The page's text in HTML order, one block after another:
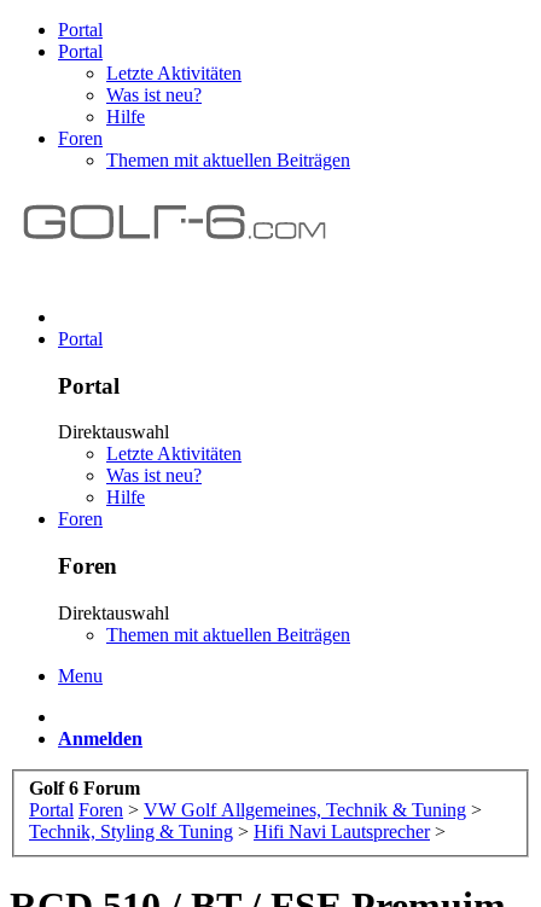
Portal
Portal
Letzte Aktivitäten
Was ist neu?
Hilfe
Foren
Themen mit aktuellen Beiträgen
Portal
Portal
Direktauswahl
Letzte Aktivitäten
Was ist neu?
Hilfe
Foren
Foren
Direktauswahl
Themen mit aktuellen Beiträgen
Menu
Anmelden
Golf 6 Forum
Portal Foren > VW Golf Allgemeines, Technik & Tuning >
Technik, Styling & Tuning > Hifi Navi Lautsprecher >